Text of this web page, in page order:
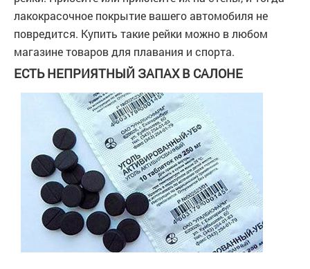
лакокрасочное покрытие вашего автомобиля не
повредится. Купить такие рейки можно в любом
магазине товаров для плавания и спорта.
ЕСТЬ НЕПРИЯТНЫЙ ЗАПАХ В САЛОНЕ